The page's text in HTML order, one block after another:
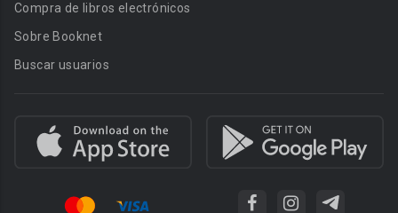
Compra de libros electrónicos
Sobre Booknet
Buscar usuarios